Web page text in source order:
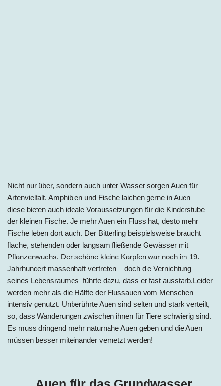
Nicht nur über, sondern auch unter Wasser sorgen Auen für
Artenvielfalt. Amphibien und Fische laichen gerne in Auen –
diese bieten auch ideale Voraussetzungen für die Kinderstube
der kleinen Fische. Je mehr Auen ein Fluss hat, desto mehr
Fische leben dort auch. Der Bitterling beispielsweise braucht
flache, stehenden oder langsam fließende Gewässer mit
Pflanzenwuchs. Der schöne kleine Karpfen war noch im 19.
Jahrhundert massenhaft vertreten – doch die Vernichtung
seines Lebensraumes führte dazu, dass er fast ausstarb.Leider
werden mehr als die Hälfte der Flussauen vom Menschen
intensiv genutzt. Unberührte Auen sind selten und stark verteilt,
so, dass Wanderungen zwischen ihnen für Tiere schwierig sind.
Es muss dringend mehr naturnahe Auen geben und die Auen
müssen besser miteinander vernetzt werden!